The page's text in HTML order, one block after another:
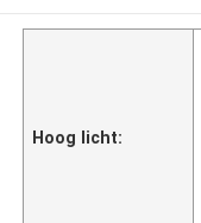
Hoog licht: